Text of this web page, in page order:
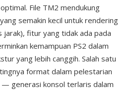
File TM2 mendukung
semakin kecil untuk rendering
fitur yang tidak ada pada
kemampuan PS2 dalam
yang lebih canggih. Salah satu
format dalam pelestarian
— generasi konsol terlaris dalam